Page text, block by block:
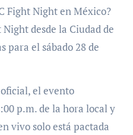
Fight Night en México?
desde la Ciudad de
para el sábado 28 de
el evento
p.m. de la hora local y
vivo solo está pactada